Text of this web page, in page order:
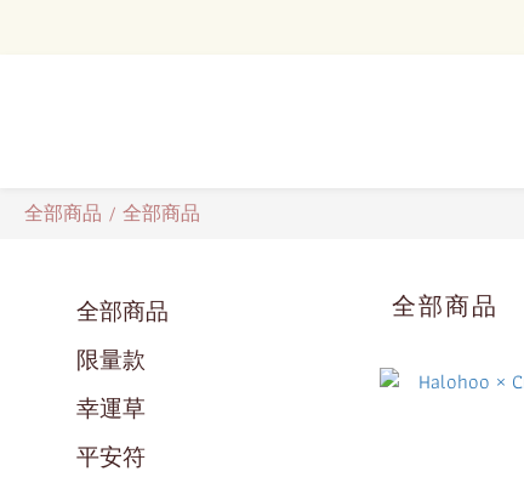
全部商品 / 全部商品
全部商品
限量款
幸運草
平安符
全部商品